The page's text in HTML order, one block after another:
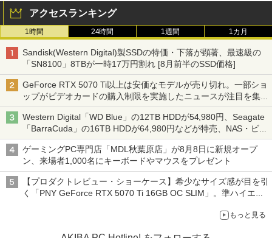
アクセスランキング
1時間 24時間 1週間 1カ月
Sandisk(Western Digital)製SSDの特価・下落が顕著、最速級の
「SN8100」8TBが一時17万円割れ [8月前半のSSD価格]
GeForce RTX 5070 Ti以上は安価なモデルが売り切れ。一部ショ
ップがビデオカードの購入制限を実施したニュースが注目を集め
る AKIBA PC Hotline! 先週のアクセスランキング 26年7月27日～
26年8月3日
Western Digital「WD Blue」の12TB HDDが54,980円、Seagate
「BarraCuda」の16TB HDDが64,980円などが特売、NAS・ビジ
ネス向けは上昇傾向 [8月前半のHDD価格]
ゲーミングPC専門店「MDL秋葉原店」が8月8日に新規オープ
ン、来場者1,000名にキーボードやマウスをプレゼント
【プロダクトレビュー・ショーケース】希少なサイズ感が目を引
く「PNY GeForce RTX 5070 Ti 16GB OC SLIM」。準ハイエン
もっと見る